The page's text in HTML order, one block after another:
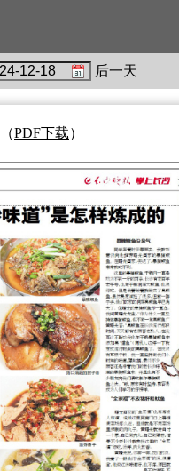
后一天
（PDF下载）